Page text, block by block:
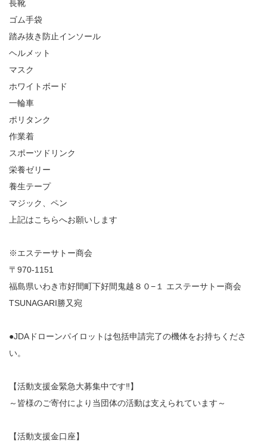
長靴
ゴム手袋
踏み抜き防止インソール
ヘルメット
マスク
ホワイトボード
一輪車
ポリタンク
作業着
スポーツドリンク
栄養ゼリー
養生テープ
マジック、ペン
上記はこちらへお願いします
※エステーサトー商会
〒970-1151
福島県いわき市好間町下好間鬼越８０−１ エステーサトー商会
TSUNAGARI勝又宛
●JDAドローンパイロットは包括申請完了の機体をお持ちくださ
い。
【活動支援金緊急大募集中です‼️】
～皆様のご寄付により当団体の活動は支えられています～
【活動支援金口座】